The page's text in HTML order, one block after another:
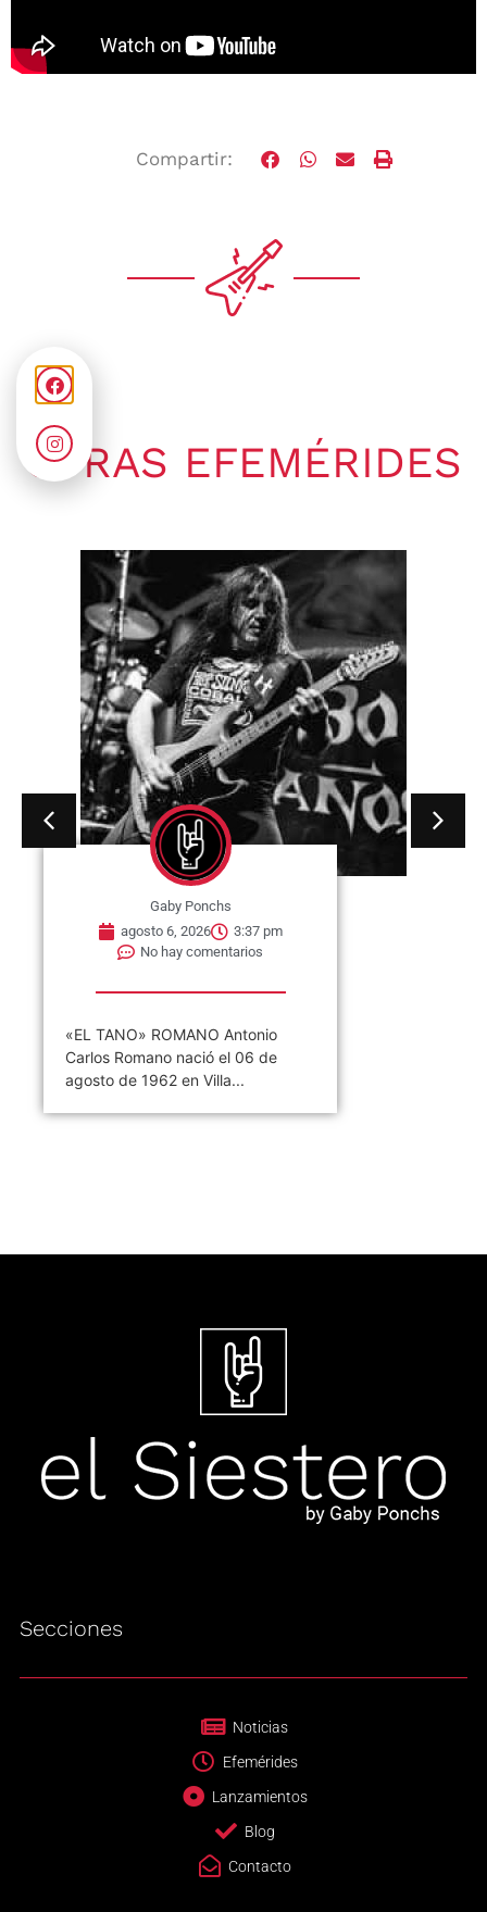
Compartir:
OTRAS EFEMÉRIDES
Gaby Ponchs
agosto 6, 2026
3:37 pm
No hay comentarios
«EL TANO» ROMANO Antonio
Carlos Romano nació el 06 de
agosto de 1962 en Villa...
Secciones
Noticias
Efemérides
Lanzamientos
Blog
Contacto